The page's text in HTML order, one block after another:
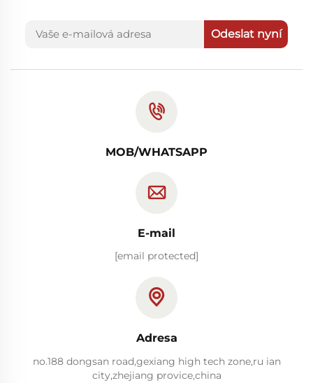
Odeslat nyní
MOB/WHATSAPP
E-mail
[email protected]
Adresa
no.188 dongsan road,gexiang high tech zone,ru ian
city,zhejiang provice,china